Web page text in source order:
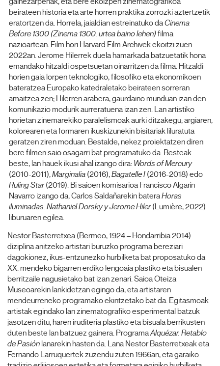
beirateen historia eta arte horren praktika zorrozki aztertzetik
eratortzen da. Horrela, jaialdian estreinatuko daCinema
Before 1300 (Zinema 1300. urtea baino lehen)filma
nazioartean. Film hori Harvard Film Archivek ekoitzi zuen
2022an. Jerome Hilerrek duela hamarkada batzuetatik hona
emandako hitzaldi ospetsuetan oinarritzen da filma. Hitzaldi
horien gaia lorpen teknologiko, filosofiko eta ekonomikoen
bateratzea Europako katedraletako beirateen sorreran
amaitzea zen; Hilerren arabera, gaurdaino munduan izan den
komunikazio modurik aurreratuena izan zen. Lan artistiko
horietan zinemarekiko paralelismoak aurki ditzakegu; argiaren,
kolorearen eta formaren ikuskizunekin bisitariak liluratuta
geratzen ziren moduan. Bestalde, nekez proiektatzen diren
bere filmen saio osagarri bat programatuko da. Besteak
beste, lan hauek ikusi ahal izango dira: Words of Mercury
(2010-2011),Marginalia(2016),Bagatelle I(2016-2018) edo
Ruling Star(2019). Bi saioen komisarioa Francisco Algarín
Navarro izango da, Carlos Saldañarekin bateraHoras
iluminadas. Nathaniel Dorsky y Jerome Hiler(Lumière, 2022)
liburuaren egilea.
Nestor Basterretxea (Bermeo, 1924 – Hondarribia 2014)
diziplina anitzeko artistari buruzko programa bereziari
dagokionez, ikus-entzunezko hurbilketa bat proposatuko da
XX. mendeko bigarren erdiko lengoaia plastiko eta bisualen
berritzaile nagusietako bat izan zenari. Saioa Oteiza
Museoarekin lankidetzan egingo da, eta artistaren
mendeurreneko programako ekintzetako bat da. Egitasmoak
artistak egindako lan zinematografiko esperimental batzuk
jasotzen ditu, haren iruditeria plastiko eta bisuala berrikusten
duten beste lan batzuez gainera. ProgramaAlquézar. Retablo
de Pasión lanarekin hasten da. Lana Nestor Basterretxeak eta
Fernando Larruquertek zuzendu zuten 1966an, eta garaiko